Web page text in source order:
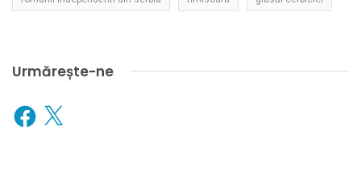
Urmărește-ne
Facebook
X